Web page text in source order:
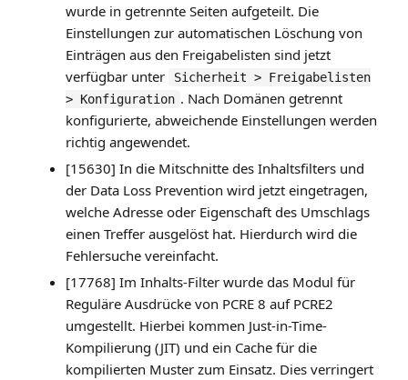
wurde in getrennte Seiten aufgeteilt. Die
Einstellungen zur automatischen Löschung von
Einträgen aus den Freigabelisten sind jetzt
verfügbar unter
Sicherheit > Freigabelisten
> Konfiguration . Nach Domänen getrennt
konfigurierte, abweichende Einstellungen werden
richtig angewendet.
[15630] In die Mitschnitte des Inhaltsfilters und
der Data Loss Prevention wird jetzt eingetragen,
welche Adresse oder Eigenschaft des Umschlags
einen Treffer ausgelöst hat. Hierdurch wird die
Fehlersuche vereinfacht.
[17768] Im Inhalts-Filter wurde das Modul für
Reguläre Ausdrücke von PCRE 8 auf PCRE2
umgestellt. Hierbei kommen Just-in-Time-
Kompilierung (JIT) und ein Cache für die
kompilierten Muster zum Einsatz. Dies verringert